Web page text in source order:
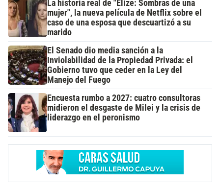
La historia real de "Elize: Sombras de una
mujer", la nueva película de Netflix sobre el
caso de una esposa que descuartizó a su
marido
El Senado dio media sanción a la
Inviolabilidad de la Propiedad Privada: el
Gobierno tuvo que ceder en la Ley del
Manejo del Fuego
Encuesta rumbo a 2027: cuatro consultoras
midieron el desgaste de Milei y la crisis de
liderazgo en el peronismo